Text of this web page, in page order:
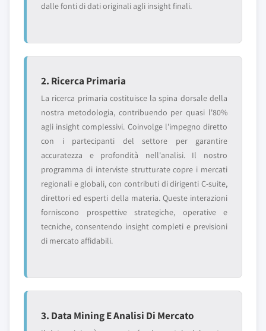
dalle fonti di dati originali agli insight finali.
2. Ricerca Primaria
La ricerca primaria costituisce la spina dorsale della
nostra metodologia, contribuendo per quasi l'80%
agli insight complessivi. Coinvolge l'impegno diretto
con i partecipanti del settore per garantire
accuratezza e profondità nell'analisi. Il nostro
programma di interviste strutturate copre i mercati
regionali e globali, con contributi di dirigenti C-suite,
direttori ed esperti della materia. Queste interazioni
forniscono prospettive strategiche, operative e
tecniche, consentendo insight completi e previsioni
di mercato affidabili.
3. Data Mining E Analisi Di Mercato